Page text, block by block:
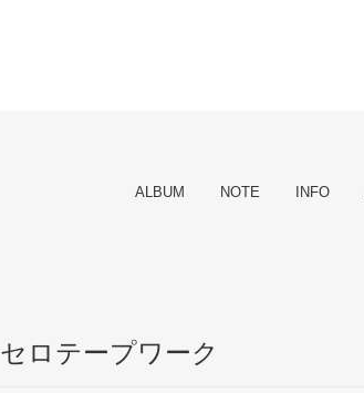
ALBUM NOTE INFO
セロテープワーク